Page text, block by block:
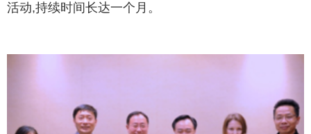
活动,持续时间长达一个月。